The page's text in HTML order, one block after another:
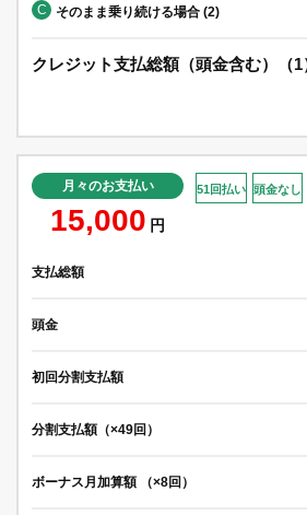
C そのまま乗り続ける場合 (2)
クレジット支払総額（頭金含む）（1
月々のお支払い
15,000 円
51回払い 頭金なし
支払総額
頭金
初回分割支払額
分割支払額（×49回）
ボーナス月加算額 （×8回）